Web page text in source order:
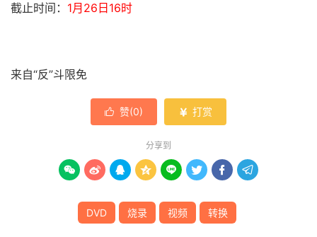
截止时间： 1月26日16时
来自“反”斗限免
 赞(0)  打赏
分享到
       
DVD 烧录 视频 转换